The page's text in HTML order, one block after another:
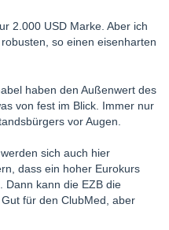
2.000 USD Marke. Aber ich
so einen eisenharten
haben den Außenwert des
von fest im Blick. Immer nur
vor Augen.
sich auch hier
dass ein hoher Eurokurs
Dann kann die EZB die
für den ClubMed, aber